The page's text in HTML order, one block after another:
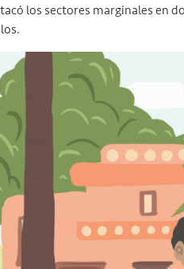
los sectores marginales en